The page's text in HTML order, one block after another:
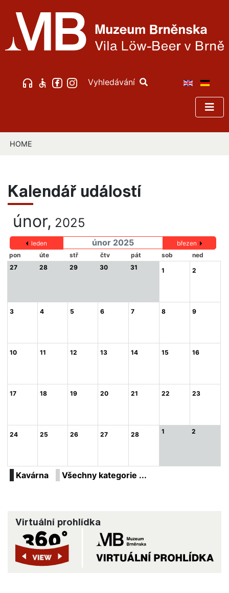
Vyhledávání
HOME
Kalendář událostí
únor, 2025
leden únor 2025
březen
pon
úte stř čtv pát sob
ned
27
28 29 30 31 1 2
3 4 5 6 7 8 9
10 11 12 13 14 15 16
17 18 19 20 21 22 23
24 25 26 27 28 1 2
Kavárna Všechny kategorie ...
Virtuální prohlídka